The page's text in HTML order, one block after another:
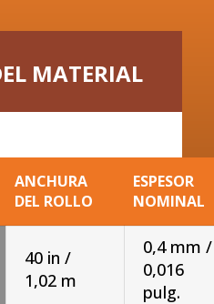
MATERIAL
ANCHURA
DEL ROLLO
ESPESOR
NOMINAL
40 in /
1,02 m
0,4 mm /
0,016
pulg.